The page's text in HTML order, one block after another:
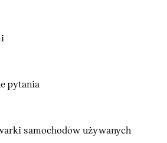
pytania
samochodów używanych